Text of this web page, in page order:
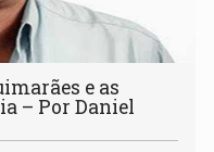
e as
– Por Daniel